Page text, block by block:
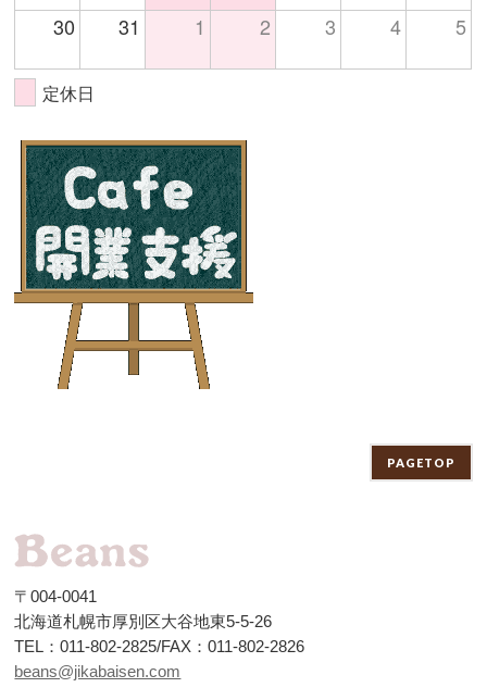
30 31 1 2 3 4 5
定休日
PAGETOP
〒004-0041
北海道札幌市厚別区大谷地東5-5-26
TEL：011-802-2825/FAX：011-802-2826
beans@jikabaisen.com